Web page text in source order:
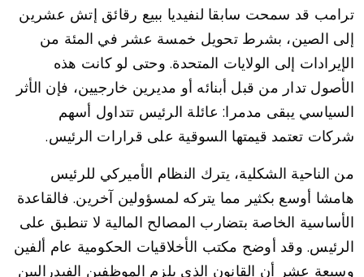
ترامب قد سمحت سابقا لنفيديا ببيع رقائق إتش عشرين
إلى الصين، بشرط تحويل خمسة عشر في المئة من
الإيرادات إلى الولايات المتحدة. وحتى لو كانت هذه
الأصول تدار من قبل أبنائه أو مديرين خارجيين، فإن الأثر
السياسي يبقى مدمرا: عائلة الرئيس تتداول أسهم
شركات تعتمد قيمتها السوقية على قرارات الرئيس.
من الناحية الشكلية، يترك النظام الأميركي للرئيس
هامشا أوسع بكثير مما يتركه لمسؤولين آخرين. فالقاعدة
الأساسية الخاصة بتضارب المصالح المالية لا تنطبق على
الرئيس. وقد أوضح مكتب الأخلاقيات الحكومية عام ألفين
وسبعة عشر أن القانون الذي يلزم الموظفين الفيدراليين